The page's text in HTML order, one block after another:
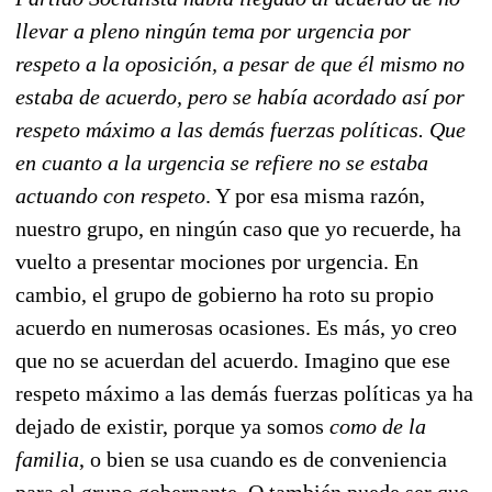
llevar a pleno ningún tema por urgencia por
respeto a la oposición, a pesar de que él mismo no
estaba de acuerdo, pero se había acordado así por
respeto máximo a las demás fuerzas políticas. Que
en cuanto a la urgencia se refiere no se estaba
actuando con respeto. Y por esa misma razón,
nuestro grupo, en ningún caso que yo recuerde, ha
vuelto a presentar mociones por urgencia. En
cambio, el grupo de gobierno ha roto su propio
acuerdo en numerosas ocasiones. Es más, yo creo
que no se acuerdan del acuerdo. Imagino que ese
respeto máximo a las demás fuerzas políticas ya ha
dejado de existir, porque ya somos como de la
familia, o bien se usa cuando es de conveniencia